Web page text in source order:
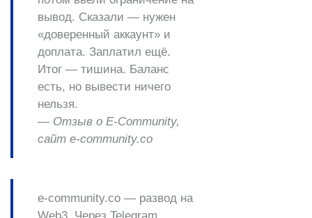
вывод. Сказали — нужен
«доверенный аккаунт» и
доплата. Заплатил ещё.
Итог — тишина. Баланс
есть, но вывести ничего
нельзя.
— Отзыв о E-Community,
сайт e-community.co
e-community.co — развод на